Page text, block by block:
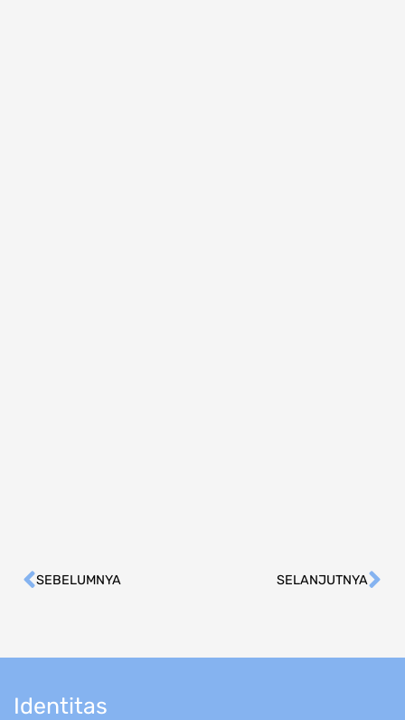
Prev
SEBELUMNYA SELANJUTNYA
Identitas